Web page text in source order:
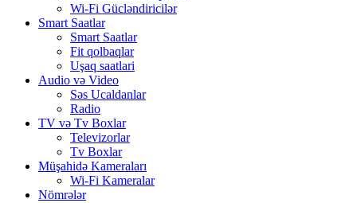
Wi-Fi Gücləndiricilər
Smart Saatlar
Smart Saatlar
Fit qolbaqlar
Uşaq saatlari
Audio və Video
Səs Ucaldanlar
Radio
TV və Tv Boxlar
Televizorlar
Tv Boxlar
Müşahidə Kameraları
Wi-Fi Kameralar
Nömrələr